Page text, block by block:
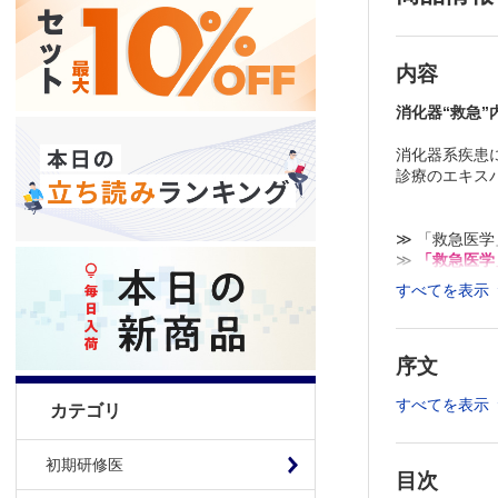
カテゴリ
初期研修医
内容
消化器“救急”
消化器系疾患
診療のエキス
≫ 「救急医学
≫
「救急医
※本製品は
すべてを表示
序文
すべてを表示
目次